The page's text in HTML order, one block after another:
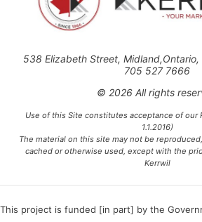
538 Elizabeth Street, Midland,Ontario,
705 527 7666
© 2026 All rights
Use of this Site constitutes acceptance of our
1.1.2016)
The material on this site may not be
cached or otherwise used, except with the
Kerrwil
This project is funded [in part] by the